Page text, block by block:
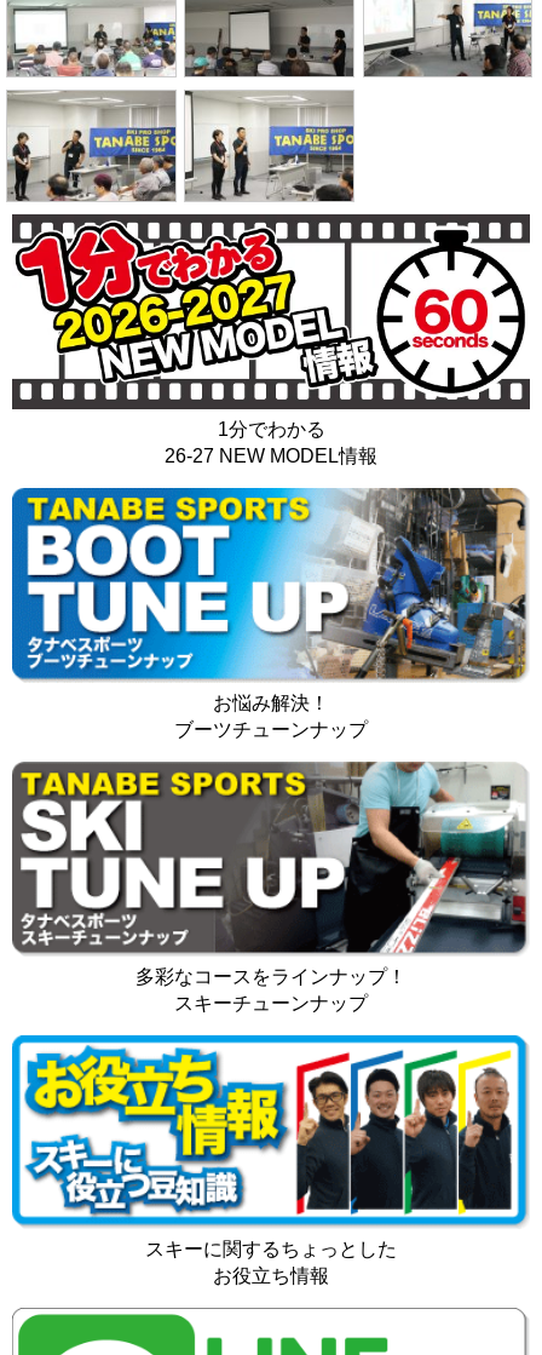
1分でわかる
26-27 NEW MODEL情報
お悩み解決！
ブーツチューンナップ
多彩なコースをラインナップ！
スキーチューンナップ
スキーに関するちょっとした
お役立ち情報